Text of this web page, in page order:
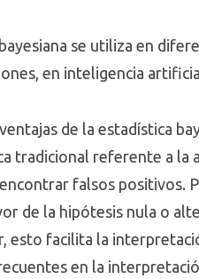
se utiliza en
en inteligencia
de la estadística
tradicional referente a la
falsos positivos.
de la hipótesis nula o
esto facilita la
en la